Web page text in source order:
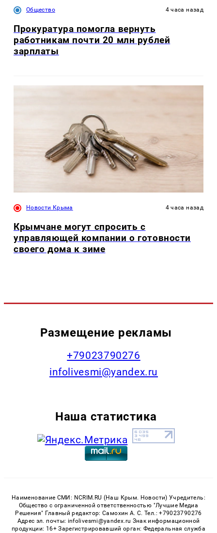
Общество 4 часа назад
Прокуратура помогла вернуть
работникам почти 20 млн рублей
зарплаты
Новости Крыма 4 часа назад
Крымчане могут спросить с
управляющей компании о готовности
своего дома к зиме
Размещение рекламы
+79023790276
infolivesmi@yandex.ru
Наша статистика
Наименование СМИ: NCRIM.RU (Наш Крым. Новости) Учредитель:
Общество с ограниченной ответственностью "Лучшие Медиа
Решения" Главный редактор: Самохин А. С. Тел.: +79023790276
Адрес эл. почты: infolivesmi@yandex.ru Знак информационной
продукции: 16+ Зарегистрировавший орган: Федеральная служба